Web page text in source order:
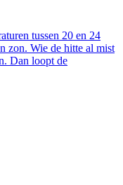
tussen 20 en 24
zon. Wie de hitte al mist
Dan loopt de